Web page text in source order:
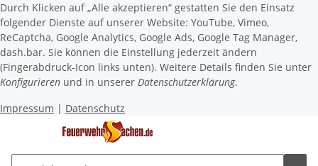
Durch Klicken auf „Alle akzeptieren“ gestatten Sie den Einsatz
folgender Dienste auf unserer Website: YouTube, Vimeo,
ReCaptcha, Google Analytics, Google Ads, Google Tag Manager,
dash.bar. Sie können die Einstellung jederzeit ändern
(Fingerabdruck-Icon links unten). Weitere Details finden Sie unter
Konfigurieren und in unserer Datenschutzerklärung.
Impressum | Datenschutz